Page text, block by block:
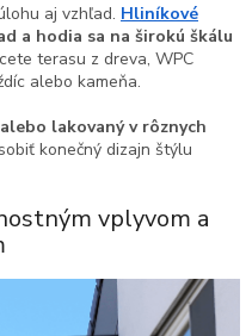
aj vzhľad. Hliníkové
a hodia sa na širokú škálu
terasu z dreva, WPC
alebo kameňa.
lakovaný v rôznych
konečný dizajn štýlu
vplyvom a